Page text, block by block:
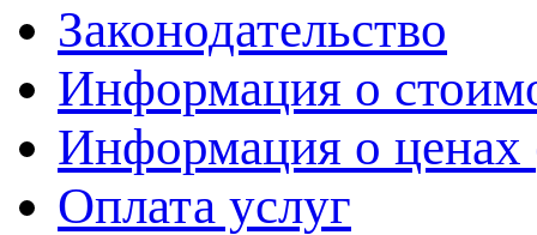
Законодательство
Информация о
Информация о ценах
Оплата услуг